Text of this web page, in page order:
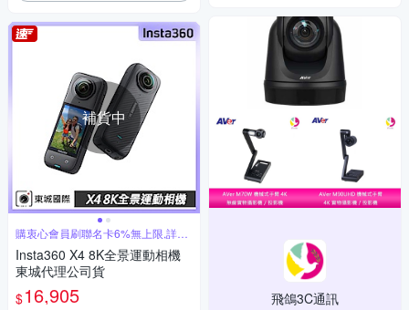
補貨中
購衷心會員刷聯名卡6%無上限,詳見
賣場
Insta360 X4 8K全景運動相機
東城代理公司貨
$16,905 飛鴿3C通訊